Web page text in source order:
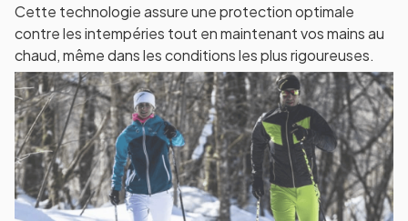
Cette technologie assure une protection optimale
contre les intempéries tout en maintenant vos mains au
chaud, même dans les conditions les plus rigoureuses.